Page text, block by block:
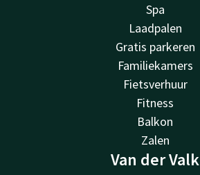
Spa
Laadpalen
Gratis parkeren
Familiekamers
Fietsverhuur
Fitness
Balkon
Zalen
Van der Valk